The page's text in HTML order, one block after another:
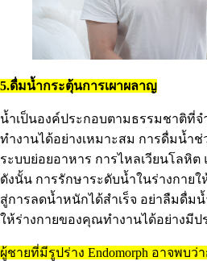
5.ดื่มน้ำกระตุ้นการเผาผลาญ
น้ำเป็นองค์ประกอบตามธรรมชาติที่จ
ทำงานได้อย่างเหมาะสม การดื่มน้ำช่
ระบบย่อยอาหาร การไหลเวียนโลหิต
ดังนั้น การรักษาระดับน้ำในร่างกายใ
สู่การลดน้ำหนักได้สำเร็จ อย่าลืมดื่ม
ให้ร่างกายของคุณทำงานได้อย่างมีป
ผู้ชายที่มีรูปร่าง Endomorph อาจพบว่